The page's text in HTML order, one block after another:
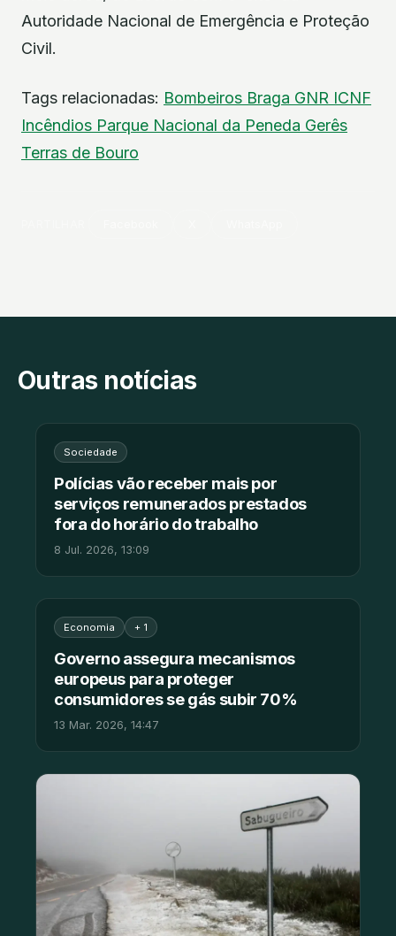
Autoridade Nacional de Emergência e Proteção
Civil.
Tags relacionadas: Bombeiros Braga GNR ICNF
Incêndios Parque Nacional da Peneda Gerês
Terras de Bouro
Outras notícias
Sociedade
Polícias vão receber mais por
serviços remunerados prestados
fora do horário do trabalho
8 Jul. 2026, 13:09
Economia + 1
Governo assegura mecanismos
europeus para proteger
consumidores se gás subir 70%
13 Mar. 2026, 14:47